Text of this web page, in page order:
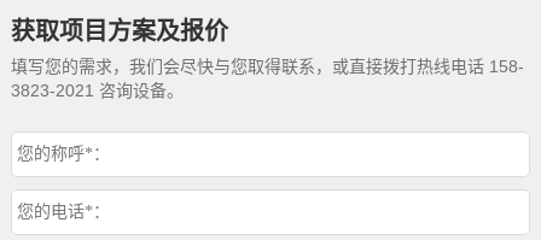
获取项目方案及报价
填写您的需求，我们会尽快与您取得联系，或直接拨打热线电话 158-
3823-2021 咨询设备。